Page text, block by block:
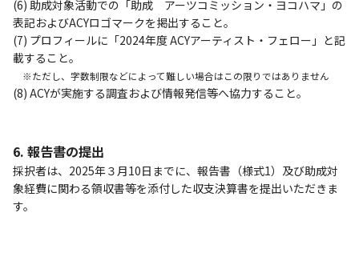
(6) 助成対象活動での「助成 アーツコミッション・ヨコハマ」の
表記およびACYロゴマークを掲出すること。
(7) プロフィールに「2024年度 ACYアーティスト・フェロー」と記
載すること。
※ただし、字数制限などによって難しい場合はこの限りではありません
(8) ACYが実施する調査および情報発信等へ協力すること。
6. 報告書の提出
採択者は、2025年３月10日までに、報告書（様式1）及び助成対
象経費に関わる領収書等を添付した収支決算書を提出いただきま
す。